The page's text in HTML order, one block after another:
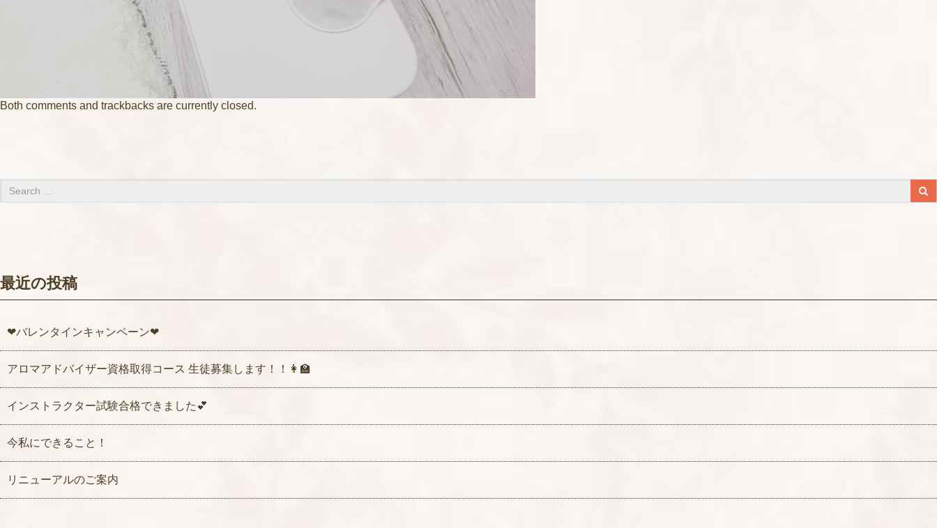
Both comments and trackbacks are currently closed.
最近の投稿
❤バレンタインキャンペーン❤
アロマアドバイザー資格取得コース 生徒募集します！！👩‍🏫
インストラクター試験合格できました💕
今私にできること！
リニューアルのご案内